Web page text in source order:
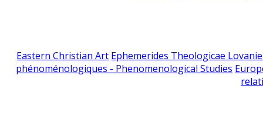
Eastern Christian Art Ephemerides Theologicae
phénoménologiques - Phenomenological Studies